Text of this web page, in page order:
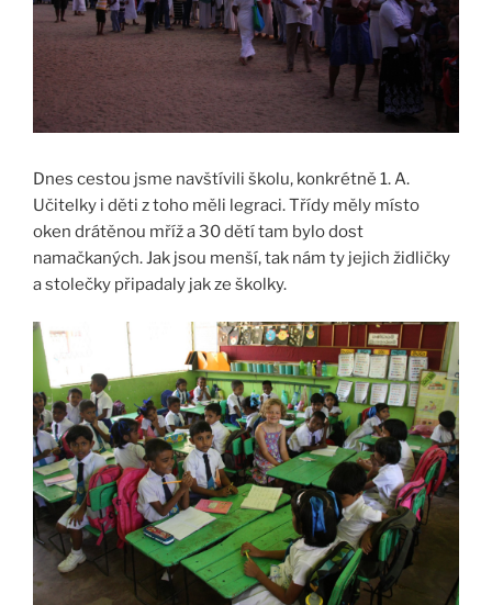
Dnes cestou jsme navštívili školu, konkrétně 1. A.
Učitelky i děti z toho měli legraci. Třídy měly místo
oken drátěnou mříž a 30 dětí tam bylo dost
namačkaných. Jak jsou menší, tak nám ty jejich židličky
a stolečky připadaly jak ze školky.